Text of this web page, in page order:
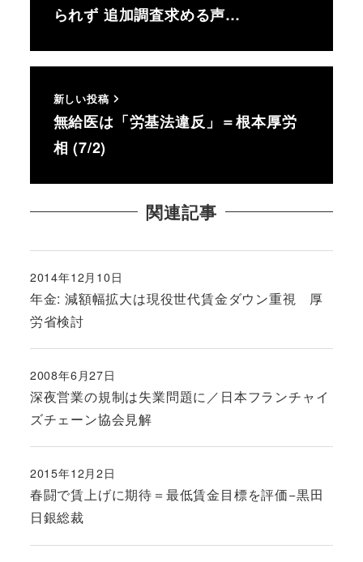
られず 追加調査求める声…
新しい投稿
無給医は「労基法違反」＝根本厚労
相 (7/2)
関連記事
年金: 減額幅拡大は現役世代賃金ダウン重視 厚
労省検討
投稿日
2014年12月10日
深夜営業の規制は失業問題に／日本フランチャイ
ズチェーン協会見解
投稿日
2008年6月27日
春闘で賃上げに期待＝最低賃金目標を評価−黒田
日銀総裁
投稿日
2015年12月2日